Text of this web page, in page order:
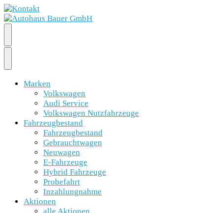
Marken
Volkswagen
Audi Service
Volkswagen Nutzfahrzeuge
Fahrzeugbestand
Fahrzeugbestand
Gebrauchtwagen
Neuwagen
E-Fahrzeuge
Hybrid Fahrzeuge
Probefahrt
Inzahlungnahme
Aktionen